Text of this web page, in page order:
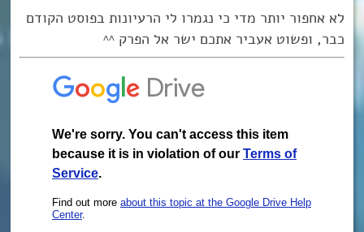
לא אחפור יותר מדי כי נגמרו לי הרעיונות בפוסט הקודם
כבר, ופשוט אעביר אתכם ישר אל הפרק ^^